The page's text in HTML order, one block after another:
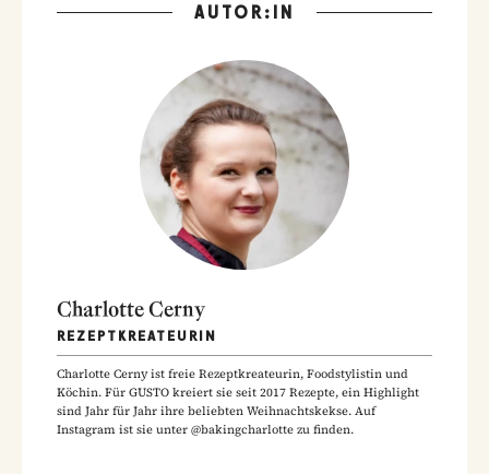
AUTOR:IN
Charlotte Cerny
REZEPTKREATEURIN
Charlotte Cerny ist freie Rezeptkreateurin, Foodstylistin und
Köchin. Für GUSTO kreiert sie seit 2017 Rezepte, ein Highlight
sind Jahr für Jahr ihre beliebten Weihnachtskekse. Auf
Instagram ist sie unter @bakingcharlotte zu finden.